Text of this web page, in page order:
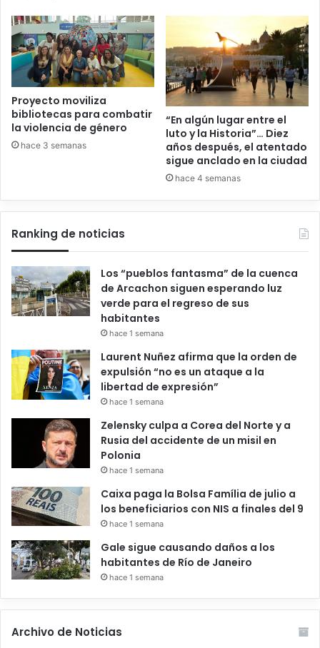
Proyecto moviliza
bibliotecas para combatir
la violencia de género
hace 3 semanas
“En algún lugar entre el
luto y la Historia”… Diez
años después, el atentado
sigue anclado en la ciudad
hace 4 semanas
Ranking de noticias
Los “pueblos fantasma” de la cuenca
de Arcachon siguen esperando luz
verde para el regreso de sus
habitantes
hace 1 semana
Laurent Nuñez afirma que la orden de
expulsión “no es un ataque a la
libertad de expresión”
hace 1 semana
Zelensky culpa a Corea del Norte y a
Rusia del accidente de un misil en
Polonia
hace 1 semana
Caixa paga la Bolsa Família de julio a
los beneficiarios con NIS a finales del 9
hace 1 semana
Gale sigue causando daños a los
habitantes de Río de Janeiro
hace 1 semana
Archivo de Noticias